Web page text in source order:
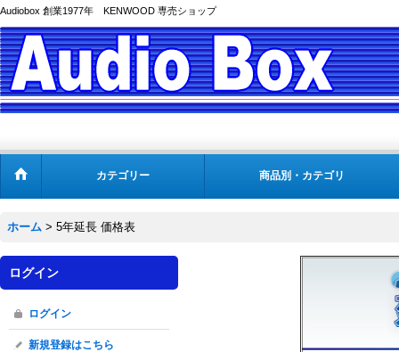
Audiobox 創業1977年 KENWOOD 専売ショップ
カテゴリー 商品別・カテゴリ
ホーム > 5年延長 価格表
ログイン
ログイン
新規登録はこちら